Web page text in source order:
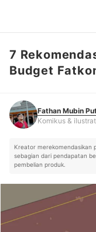
Fathan Mubin
7
Budget
Fathan Mubin
Komikus &
Kreator merekomendasikan
sebagian dari pendapatan
pembelian produk.